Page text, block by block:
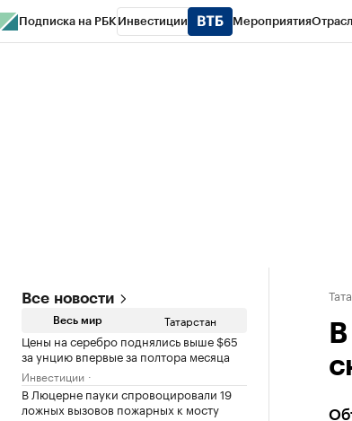
Подписка на РБК Инвестиции Мероприятия
Все новости
Весь мир Татарстан
Цены на серебро поднялись выше $65
за унцию впервые за полтора месяца
Инвестиции
В Люцерне пауки спровоцировали 19
ложных вызовов пожарных к мосту